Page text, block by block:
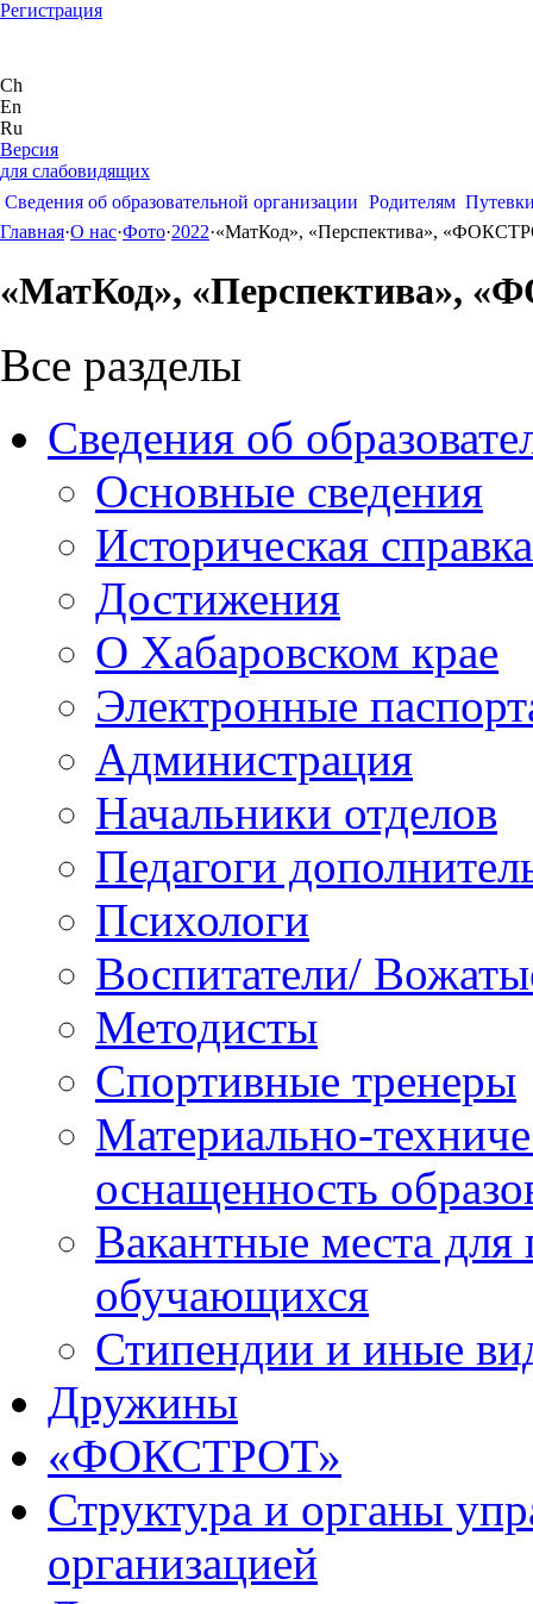
Регистрация
Ch
En
Ru
Версия
для слабовидящих
Сведения об образовательной организации Родителям
Главная·О нас·Фото·2022·«МатКод», «Перспектива»,
«МатКод», «Перспектива»,
Все разделы
Сведения об
Основные сведения
Историческая справка
Достижения
О Хабаровском крае
Электронные
Администрация
Начальники отделов
Педагоги
Психологи
Воспитатели/
Методисты
Спортивные тренеры
Материально-
оснащенность
Вакантные места для
обучающихся
Стипендии и иные
Дружины
«ФОКСТРОТ»
Структура и органы
организацией